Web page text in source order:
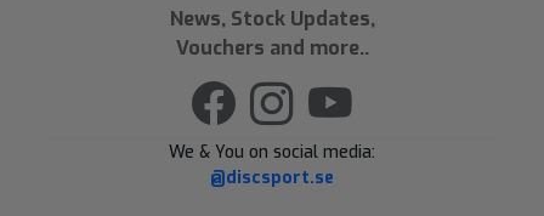
News, Stock Updates,
Vouchers and more..
We & You on social media:
@discsport.se